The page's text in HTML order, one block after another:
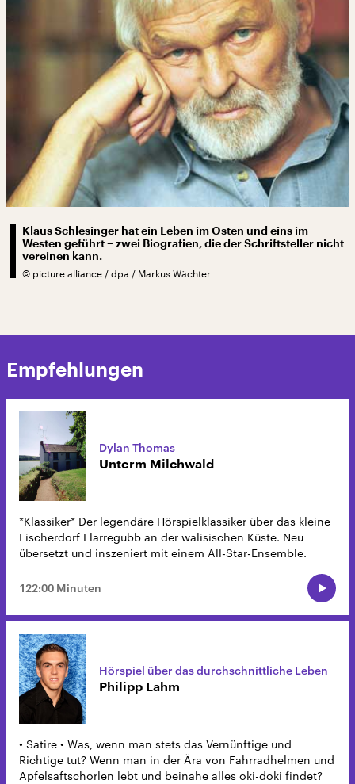
Klaus Schlesinger hat ein Leben im Osten und eins im
Westen geführt – zwei Biografien, die der Schriftsteller nicht
vereinen kann.
© picture alliance / dpa / Markus Wächter
Empfehlungen
Dylan Thomas
Unterm Milchwald
*Klassiker* Der legendäre Hörspielklassiker über das kleine
Fischerdorf Llarregubb an der walisischen Küste. Neu
übersetzt und inszeniert mit einem All-Star-Ensemble.
122:00 Minuten
Hörspiel über das durchschnittliche Leben
Philipp Lahm
• Satire • Was, wenn man stets das Vernünftige und
Richtige tut? Wenn man in der Ära von Fahrradhelmen und
Apfelsaftschorlen lebt und beinahe alles oki-doki findet?